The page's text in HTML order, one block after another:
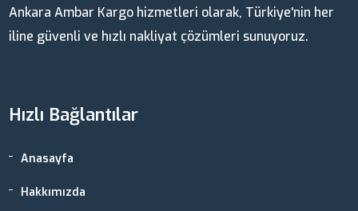
Ankara Ambar Kargo hizmetleri olarak, Türkiye'nin her
iline güvenli ve hızlı nakliyat çözümleri sunuyoruz.
Hızlı Bağlantılar
Anasayfa
Hakkımızda